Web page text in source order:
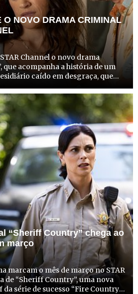
O NOVO DRAMA CRIMINAL
Channel o novo drama
que acompanha a história de um
caído em desgraça, que
Sul da Flórida. A estreia desta
“Sheriff Country” chega ao
março
marcam o mês de março no STAR
de “Sheriff Country”, uma nova
série de sucesso “Fire Country”.